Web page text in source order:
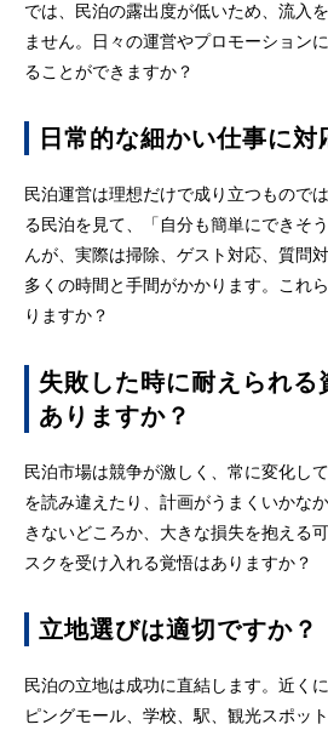
では、民泊の露出度が低いため、流入
ません。日々の運営やプロモーション
ることができますか？
日常的な細かい仕事に対
民泊運営は理想だけで成り立つもので
る民泊を見て、「自分も簡単にできそ
んが、実際は掃除、ゲスト対応、質問
多くの時間と手間がかかります。これ
りますか？
失敗した時に耐えられる
ありますか？
民泊市場は競争が激しく、常に変化し
を読み違えたり、計画がうまくいかな
きないどころか、大きな損失を抱える
スクを受け入れる覚悟はありますか？
立地選びは適切ですか？
民泊の立地は成功に直結します。近く
ピングモール、学校、駅、観光スポッ